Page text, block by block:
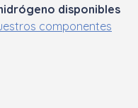
disponibles
componentes